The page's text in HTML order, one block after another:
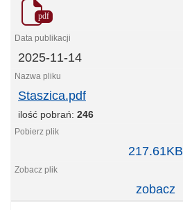
pdf
2025-11-14
Staszica.pdf
ilość pobrań: 246
217.61KB
zobacz